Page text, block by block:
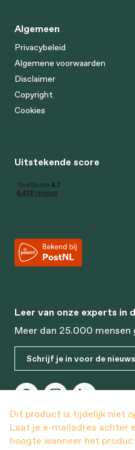
Dit product is tijdelijk niet
Laat je e-mailadres achter
hoogte wanneer het
Algemeen
Privacybeleid
Algemene voorwaarden
Disclaimer
Copyright
Cookies
Uitstekende score
Leer van onze experts in
Meer dan 25.000 mensen
Schrijf je in voor de